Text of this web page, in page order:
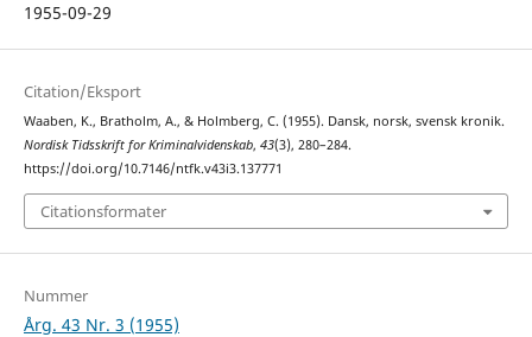
1955-09-29
Citation/Eksport
Waaben, K., Bratholm, A., & Holmberg, C. (1955). Dansk, norsk, svensk kronik.
Nordisk Tidsskrift for Kriminalvidenskab, 43(3), 280–284.
https://doi.org/10.7146/ntfk.v43i3.137771
Citationsformater
Nummer
Årg. 43 Nr. 3 (1955)